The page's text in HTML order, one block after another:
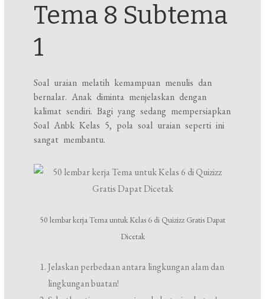
Tema 8 Subtema
1
Soal uraian melatih kemampuan menulis dan
bernalar. Anak diminta menjelaskan dengan
kalimat sendiri. Bagi yang sedang mempersiapkan
Soal Anbk Kelas 5, pola soal uraian seperti ini
sangat membantu.
50 lembar kerja Tema untuk Kelas 6 di Quizizz Gratis Dapat
Dicetak
Jelaskan perbedaan antara lingkungan alam dan
lingkungan buatan!